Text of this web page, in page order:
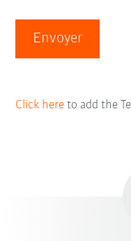
Envoyer
Click here to add the